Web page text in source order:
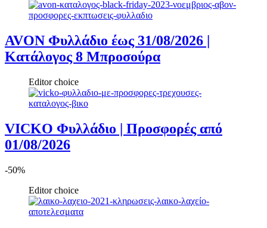
AVON Φυλλάδιο έως 31/08/2026 |
Κατάλογος 8 Μπροσούρα
Editor choice
VICKO Φυλλάδιο | Προσφορές από
01/08/2026
-50%
Editor choice